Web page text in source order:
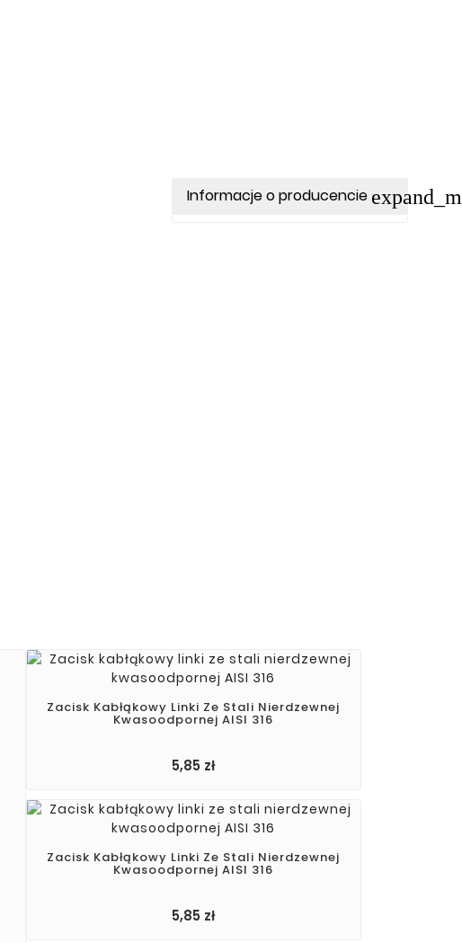
Informacje o producencie
Zacisk Kabłąkowy Linki Ze Stali Nierdzewnej
Kwasoodpornej AISI 316
5,85 zł
Zacisk Kabłąkowy Linki Ze Stali Nierdzewnej
Kwasoodpornej AISI 316
5,85 złCena